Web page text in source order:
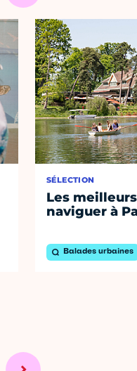
SÉLECTION
Les
naviguer à
Balades urbaines